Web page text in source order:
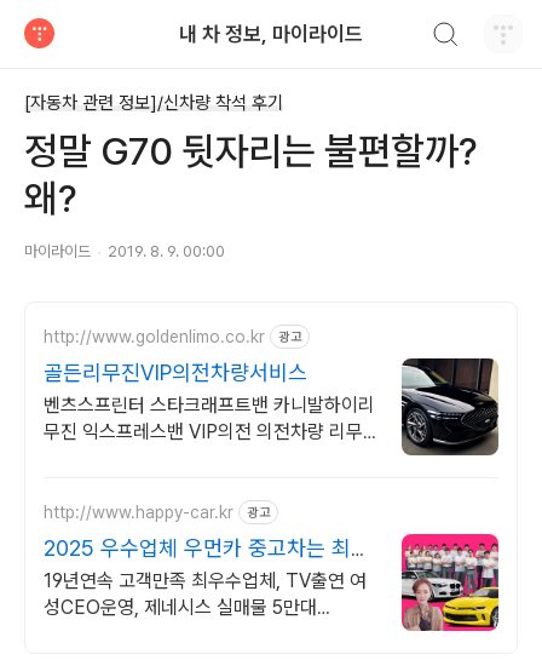
내 차 정보, 마이라이드
[자동차 관련 정보]/신차량 착석 후기
정말 G70 뒷자리는 불편할까?
왜?
마이라이드 2019. 8. 9. 00:00
http://www.goldenlimo.co.kr 광고
골든리무진VIP의전차량서비스
벤츠스프린터 스타크래프트밴 카니발하이리
무진 익스프레스밴 VIP의전 의전차량 리무
http://www.happy-car.kr 광고
2025 우수업체 우먼카 중고차는 최우
수모범업체에서!
19년연속 고객만족 최우수업체, TV출연 여
성CEO운영, 제네시스 실매물 5만대